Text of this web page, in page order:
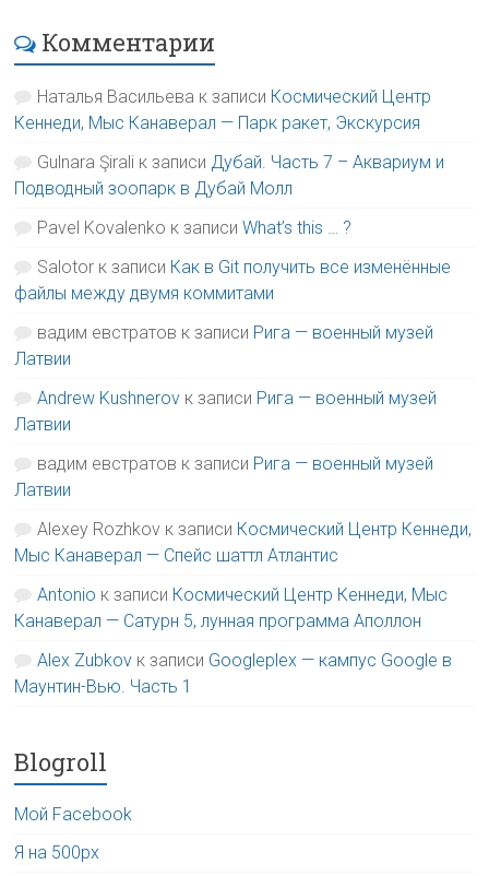
Комментарии
Наталья Васильева к записи Космический Центр
Кеннеди, Мыс Канаверал — Парк ракет, Экскурсия
Gulnara Şirali к записи Дубай. Часть 7 – Аквариум и
Подводный зоопарк в Дубай Молл
Pavel Kovalenko к записиWhat’s this … ?
Salotor к записи Как в Git получить все изменённые
файлы между двумя коммитами
вадим евстратов к записи Рига — военный музей
Латвии
Andrew Kushnerov к записи Рига — военный музей
Латвии
вадим евстратов к записи Рига — военный музей
Латвии
Alexey Rozhkov к записи Космический Центр Кеннеди,
Мыс Канаверал — Спейс шаттл Атлантис
Antonio к записи Космический Центр Кеннеди, Мыс
Канаверал — Сатурн 5, лунная программа Аполлон
Alex Zubkov к записи Googleplex — кампус Google в
Маунтин-Вью. Часть 1
Blogroll
Мой Facebook
Я на 500px